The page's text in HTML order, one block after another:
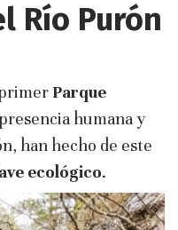
Río Purón
Parque
presencia humana y
han hecho de este
ecológico.